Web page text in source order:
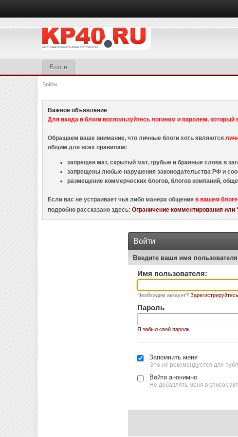
Блоги
Войти
Важное объявление
Для входа в блоги воспользуйтесь логином и паролем, который
Обращаем ваше внимание, что личные блоги хоть являются
общим для всех правилам:
запрещен мат, скрытый мат, грубые и бранные слова в
запрещены любые нарушения законодательства РФ и
размещение коммерческих блогов, блогов компаний,
Если вас не устраивает чья либо манера общенияв вашем блоге
подробно рассказано здесь:Ограничение комментирования
Войти
Введите ваши имя
Имя пользователя:
Необходим аккаунт?
Пароль
Я забыл свой пароль
Запомнить меня
Это не рекомендуется для
Войти анонимно
Не добавлять меня в список